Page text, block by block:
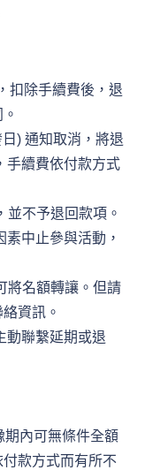
扣除手續費後，退
) 通知取消，將退
手續費依付款方式
並不予退回款項。
中止參與活動，
將名額轉讓。但請
資訊。
動聯繫延期或退
期內可無條件全額
款方式而有所不